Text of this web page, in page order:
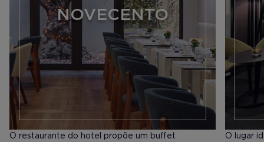
NOVECENTO
O restaurante do hotel propõe um buffet
O lugar